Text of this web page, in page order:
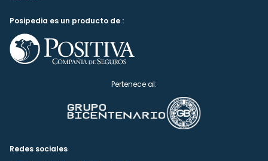
Posipedia es un producto de :
Pertenece al:
Redes sociales